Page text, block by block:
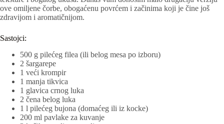
ove omiljene čorbe, obogaćenu povrćem i začinima koji je čine još
zdravijom i aromatičnijom.
Sastojci:
500 g pilećeg filea (ili belog mesa po izboru)
2 šargarepe
1 veći krompir
1 manja tikvica
1 glavica crnog luka
2 čena belog luka
1 l pilećeg bujona (domaćeg ili iz kocke)
200 ml pavlake za kuvanje